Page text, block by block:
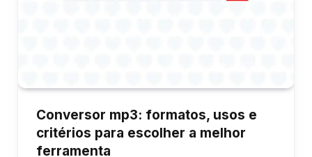
Conversor mp3: formatos, usos e
critérios para escolher a melhor
ferramenta